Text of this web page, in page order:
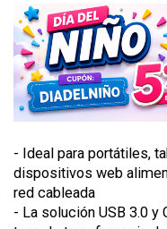
- Ideal para portátiles,
dispositivos web
red cableada
- La solución USB 3.0 y